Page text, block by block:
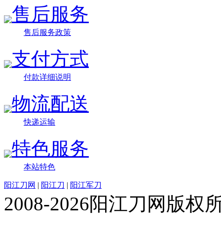
售后服务
售后服务政策
支付方式
付款详细说明
物流配送
快递运输
特色服务
本站特色
阳江刀网 | 阳江刀 | 阳江军刀
2008-2026阳江刀网版权